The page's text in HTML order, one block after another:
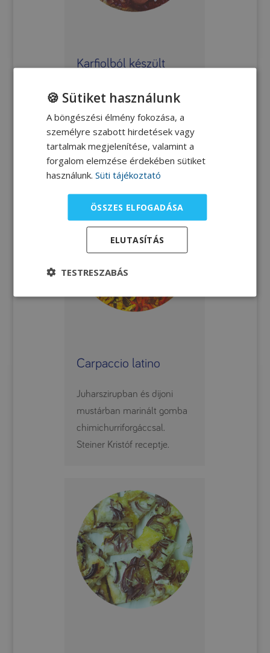
Karfiolból készült
Gyüre Eszter dietetikus
receptje a 2019. 09. 28-i
Debreceni Sütőstúdióról.
Carpaccio latino
Juharszirupban és dijoni
mustárban marinált gomba
chimichurriforgáccsal.
Steiner Kristóf receptje.
🍪 Sütiket használunk
A böngészési élmény fokozása, a
személyre szabott hirdetések vagy
tartalmak megjelenítése, valamint a
forgalom elemzése érdekében sütiket
használunk. Süti tájékoztató
ÖSSZES ELFOGADÁSA
ELUTASÍTÁS
TESTRESZABÁS